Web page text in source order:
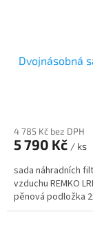
Dvojnásobná
4 785 Kč bez DPH
5 790 Kč / ks
sada náhradních
vzduchu REMKO
pěnová podložka